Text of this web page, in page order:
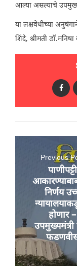
आल्या असल्याचे
या लक्षवेधीच्या
शिंदे, श्रीमती
Previous
पाणीपट्टी
निर्णय
होणार –
उपमुख्यमंत्री